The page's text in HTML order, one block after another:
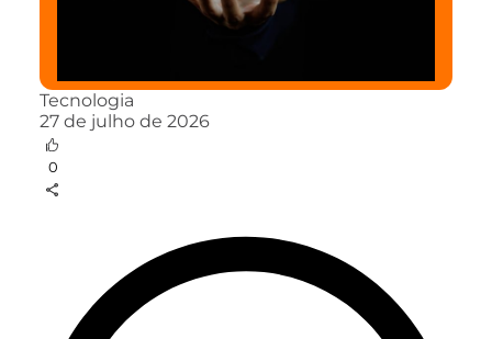
Tecnologia
27 de julho de 2026
0